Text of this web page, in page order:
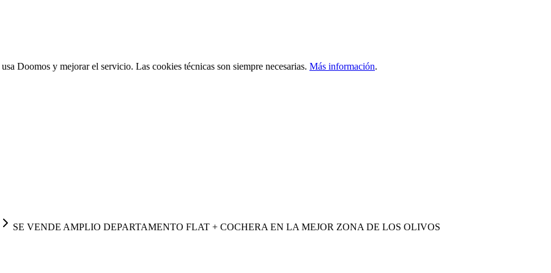
Doomos y mejorar el servicio. Las cookies técnicas son siempre necesarias. Más información.
SE VENDE AMPLIO DEPARTAMENTO FLAT + COCHERA EN LA MEJOR ZONA DE LOS OLIVOS